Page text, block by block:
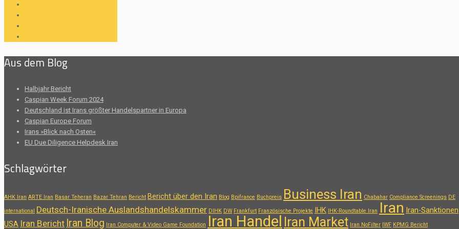
Aus dem Blog
Halbjahr Bericht
Caspian Week Forum 2024
Deutschland ist Irans größter Handelspartner in Europa
Caspian Europe Forum
Irans »Blick nach Osten«
EU Due Diligence Helpdesk Iran
Schlagwörter
AHK Iran ARTE Iran Basar Teheran Bazar Tehran Bericht Bericht über den Iran Blog Bpifrance Buchpreis Business Iran Chabahar Compliance Screenings DE
international Deutsch-Iranische Auslandshandelskammer DIHK DW Frankfurt Französische Projekte IHK IHK-Roundtable Iran Iran Iran-Sanktionen
USA Iran Bericht Iran Blog Iran Computer & Video Game Foundation Iran Handel Iran Market Iran NoFilter IWF KPMG Bericht